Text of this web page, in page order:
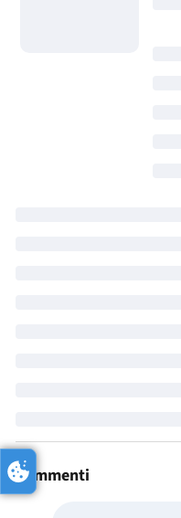
Commenti